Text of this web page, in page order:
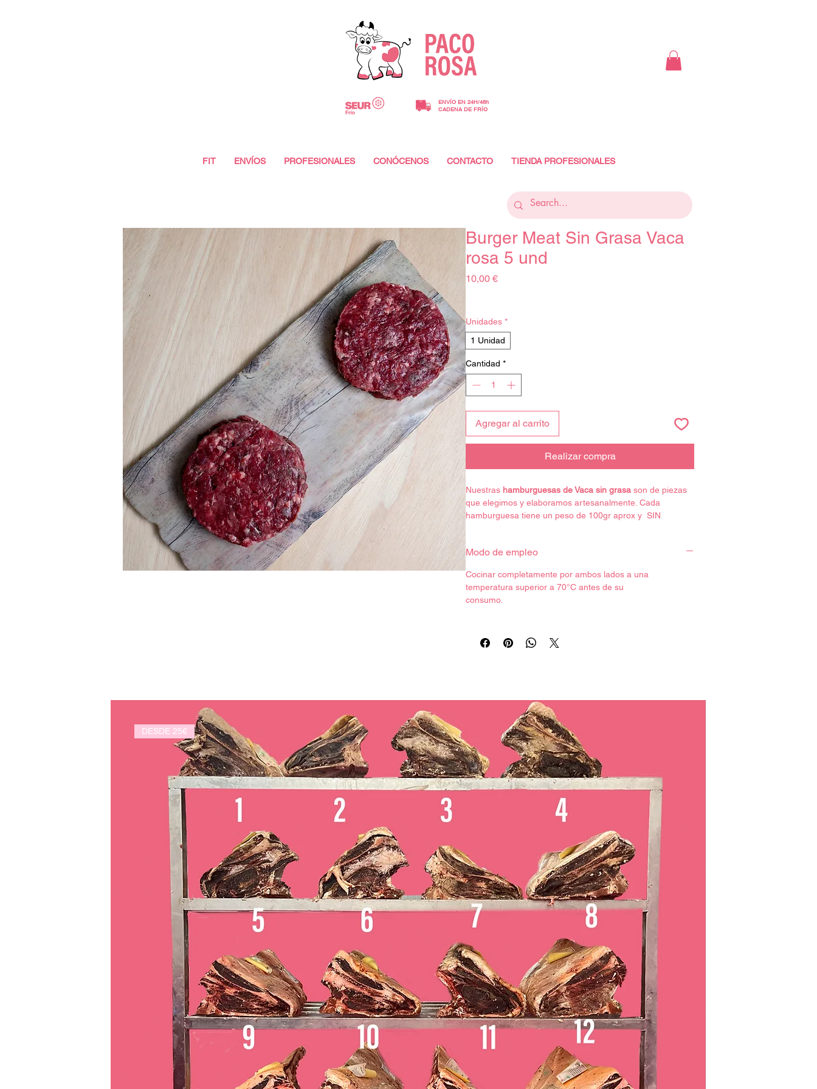
ENVÍO EN 24H/48h
CADENA DE FRÍO
FIT ENVÍOS PROFESIONALES CONÓCENOS CONTACTO TIENDA PROFESIONALES
Burger Meat Sin Grasa Vaca
rosa 5 und
10,00 €Precio
Unidades *
1 Unidad
Cantidad *
Agregar al carrito
Realizar compra
Nuestras hamburguesas de Vaca sin grasa son de piezas
que elegimos y elaboramos artesanalmente. Cada
hamburguesa tiene un peso de 100gr aprox y SIN
Ingredientes:Magro de vaca, harina de arroz, sal,
sódico (E-301), corrector de la acidez: acetato sódico
(E-262i), conservador: SULFITO sódico (E-221).
Información nutricional por 100g
Grasas (g) 15
Sal (g) 0,4
*Datos obtenidos de la base de datos española de
composición de alimentos
Consumir antes de la fecha de caducidad. Ver en el
producto.
Conservación:
Conservar refrigerado entre 0 y 4ºC
Cadena de frío garantizada en los envíos.
Debido a ser un producto natural su proceso de oxidación
es rápido. Recomendamos su uso lo antes posible después
de su entrega, si no fuera así aconsejamos su congelación
inmediata.
Siempre se podrá prolongar su conservación
congelándolo, ya que no se verá alterado ni su sabor ni su
textura hasta 12 meses con nuestro envasado al vacío.
INGREDIENTES BURGER:
Carne de vaca, cereales/vegetales (harina de arroz y
cebolla deshidratada), sal, dextrosa, aromas,
antioxidantes: citrato sódico (E-331iii) y ascorbato sódico
(E-301), especias y extractos de especias, conservador:
SULFITO sódico (E-221).
Modo de empleo
Cocinar completamente por ambos lados a una
temperatura superior a 70°C antes de su
consumo.
DESDE 25€